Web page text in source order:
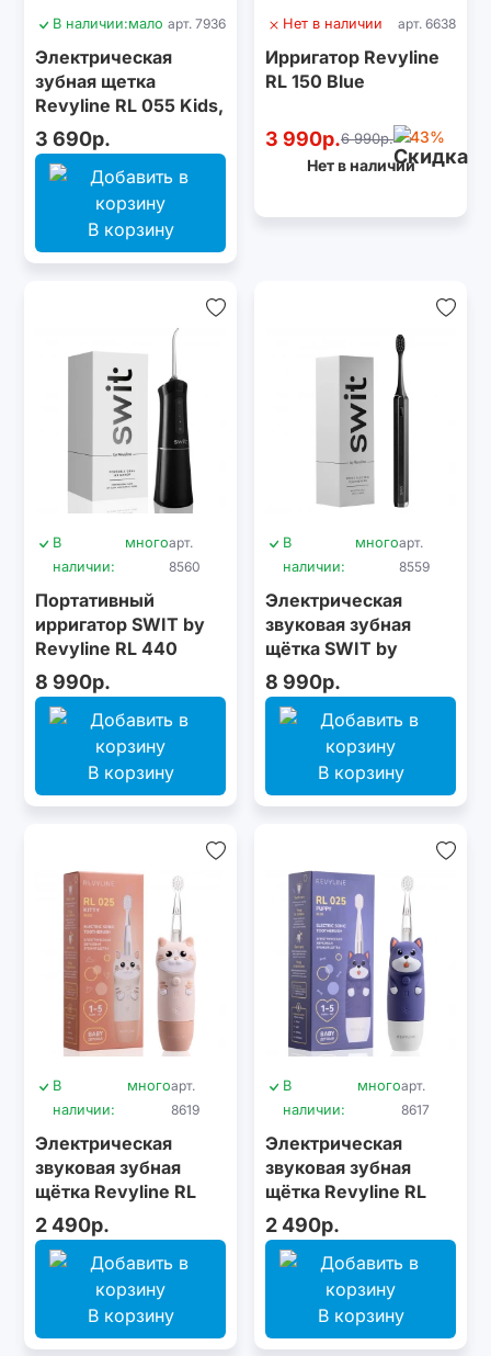
В наличии:мало арт. 7936
Электрическая
зубная щетка
Revyline RL 055 Kids,
Light Blue
3 690р.
В корзину
Нет в наличии арт. 6638
Ирригатор Revyline
RL 150 Blue
3 990р.6 990р. -43%
Нет в наличии
В
наличии:
многоарт.
8560
Портативный
ирригатор SWIT by
Revyline RL 440
Black
8 990р.
В корзину
В
наличии:
многоарт.
8559
Электрическая
звуковая зубная
щётка SWIT by
Revyline RL 090
Graphite
8 990р.
В корзину
В
наличии:
многоарт.
8619
Электрическая
звуковая зубная
щётка Revyline RL
025 Baby Kitty, Beige
2 490р.
В корзину
В
наличии:
многоарт.
8617
Электрическая
звуковая зубная
щётка Revyline RL
025 Baby Puppy, Blue
2 490р.
В корзину